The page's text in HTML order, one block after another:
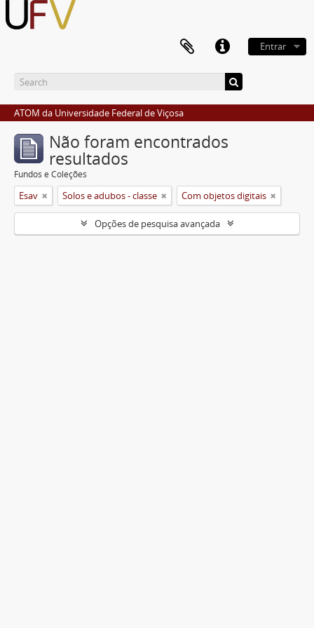
Entrar
ATOM da Universidade Federal de Viçosa
Não foram encontrados
resultados
Fundos e Coleções
Esav Solos e adubos - classe Com objetos digitais
Opções de pesquisa avançada